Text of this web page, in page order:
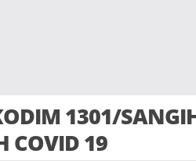
1301/
COVID 19